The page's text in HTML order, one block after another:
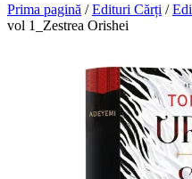
Prima pagină /Edituri Cărți /
vol 1_Zestrea Orishei